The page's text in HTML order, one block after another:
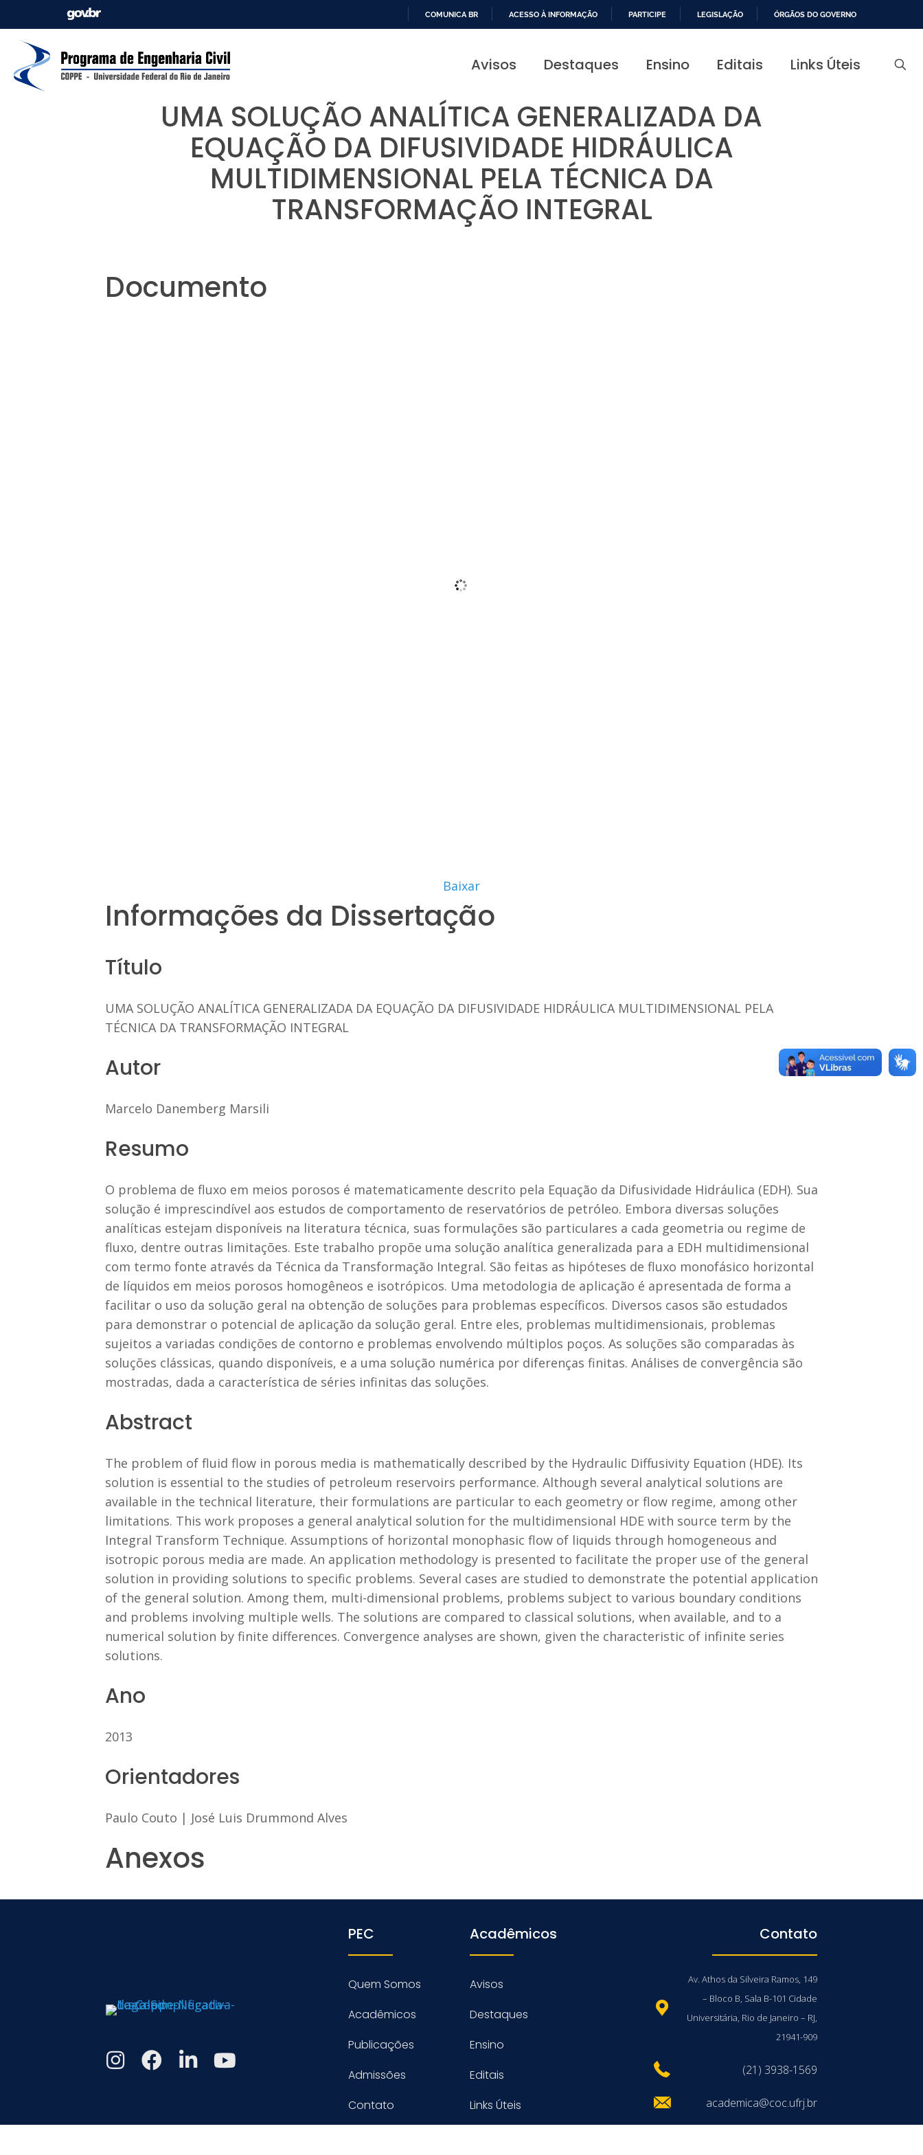
PARA
COMUNICA BR ACESSO À INFORMAÇÃO PARTICIPE LEGISLAÇÃO ÓRGÃOS DO GOVERNO
Avisos Destaques Ensino Editais Links Úteis
UMA SOLUÇÃO ANALÍTICA GENERALIZADA DA
EQUAÇÃO DA DIFUSIVIDADE HIDRÁULICA
MULTIDIMENSIONAL PELA TÉCNICA DA
TRANSFORMAÇÃO INTEGRAL
Documento
Baixar
Informações da Dissertação
Título
UMA SOLUÇÃO ANALÍTICA GENERALIZADA DA EQUAÇÃO DA DIFUSIVIDADE HIDRÁULICA MULTIDIMENSIONAL PELA
TÉCNICA DA TRANSFORMAÇÃO INTEGRAL
Autor
Marcelo Danemberg Marsili
Resumo
O problema de fluxo em meios porosos é matematicamente descrito pela Equação da Difusividade Hidráulica (EDH). Sua
solução é imprescindível aos estudos de comportamento de reservatórios de petróleo. Embora diversas soluções
analíticas estejam disponíveis na literatura técnica, suas formulações são particulares a cada geometria ou regime de
fluxo, dentre outras limitações. Este trabalho propõe uma solução analítica generalizada para a EDH multidimensional
com termo fonte através da Técnica da Transformação Integral. São feitas as hipóteses de fluxo monofásico horizontal
de líquidos em meios porosos homogêneos e isotrópicos. Uma metodologia de aplicação é apresentada de forma a
facilitar o uso da solução geral na obtenção de soluções para problemas específicos. Diversos casos são estudados
para demonstrar o potencial de aplicação da solução geral. Entre eles, problemas multidimensionais, problemas
sujeitos a variadas condições de contorno e problemas envolvendo múltiplos poços. As soluções são comparadas às
soluções clássicas, quando disponíveis, e a uma solução numérica por diferenças finitas. Análises de convergência são
mostradas, dada a característica de séries infinitas das soluções.
Abstract
The problem of fluid flow in porous media is mathematically described by the Hydraulic Diffusivity Equation (HDE). Its
solution is essential to the studies of petroleum reservoirs performance. Although several analytical solutions are
available in the technical literature, their formulations are particular to each geometry or flow regime, among other
limitations. This work proposes a general analytical solution for the multidimensional HDE with source term by the
Integral Transform Technique. Assumptions of horizontal monophasic flow of liquids through homogeneous and
isotropic porous media are made. An application methodology is presented to facilitate the proper use of the general
solution in providing solutions to specific problems. Several cases are studied to demonstrate the potential application
of the general solution. Among them, multi-dimensional problems, problems subject to various boundary conditions
and problems involving multiple wells. The solutions are compared to classical solutions, when available, and to a
numerical solution by finite differences. Convergence analyses are shown, given the characteristic of infinite series
solutions.
Ano
2013
Orientadores
Paulo Couto | José Luis Drummond Alves
Anexos
PEC
Quem Somos
Acadêmicos
Publicações
Admissões
Contato
Acadêmicos
Avisos
Destaques
Ensino
Editais
Links Úteis
Contato
Av. Athos da Silveira Ramos, 149
– Bloco B, Sala B-101 Cidade
Universitária, Rio de Janeiro – RJ,
21941-909
(21) 3938-1569
academica@coc.ufrj.br